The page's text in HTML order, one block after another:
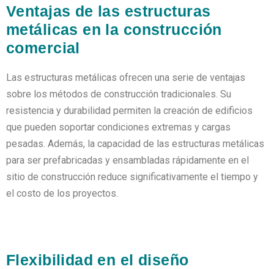
Ventajas de las estructuras
metálicas en la construcción
comercial
Las estructuras metálicas ofrecen una serie de ventajas
sobre los métodos de construcción tradicionales. Su
resistencia y durabilidad permiten la creación de edificios
que pueden soportar condiciones extremas y cargas
pesadas. Además, la capacidad de las estructuras metálicas
para ser prefabricadas y ensambladas rápidamente en el
sitio de construcción reduce significativamente el tiempo y
el costo de los proyectos.
Flexibilidad en el diseño